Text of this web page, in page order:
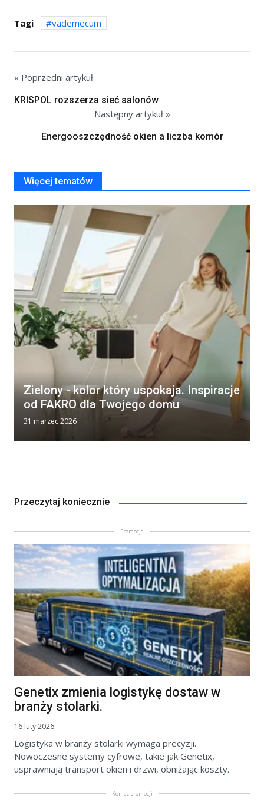
Tagi vademecum
« Poprzedni artykuł
KRISPOL rozszerza sieć salonów
Następny artykuł »
Energooszczędność okien a liczba komór
Więcej tematów
Zielony - kolor który uspokaja. Inspiracje
od FAKRO dla Twojego domu
31 marzec 2026
Przeczytaj koniecznie
Promocja
Genetix zmienia logistykę dostaw w
branży stolarki.
16 luty 2026
Logistyka w branży stolarki wymaga precyzji.
Nowoczesne systemy cyfrowe, takie jak Genetix,
usprawniają transport okien i drzwi, obniżając koszty.
Koniec promocji